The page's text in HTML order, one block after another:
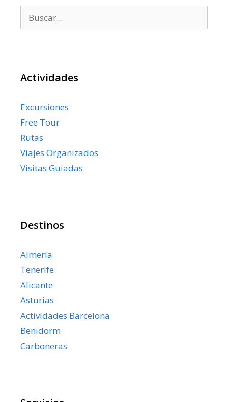
Actividades
Excursiones
Free Tour
Rutas
Viajes Organizados
Visitas Guiadas
Destinos
Almería
Tenerife
Alicante
Asturias
Actividades Barcelona
Benidorm
Carboneras